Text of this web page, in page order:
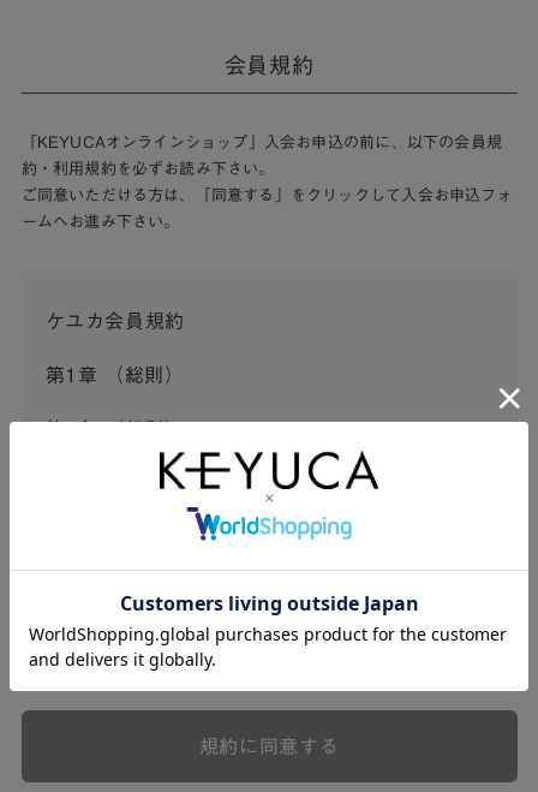
会員規約
「KEYUCAオンラインショップ」入会お申込の前に、以下の会員規
約・利用規約を必ずお読み下さい。
ご同意いただける方は、「同意する」をクリックして入会お申込フォ
ームへお進み下さい。
ケユカ会員規約
第1章 （総則）
この会員規約（以下「本規約」といいます。）は、河淳株
式会社ケユカ事業部（以下「弊社」といいます。）が提供
する一連のサービスに関し、弊社が次条の定めに従い入会
本規約は、会員と弊社との間のサービスの利用に関わる一
切の関係に適用されるものとします。
弊社が一連のサービスを提供するにあたり、本規約のほ
ら個別規定はその名称のいかんに関わらず、本規約の一部
規約に同意する